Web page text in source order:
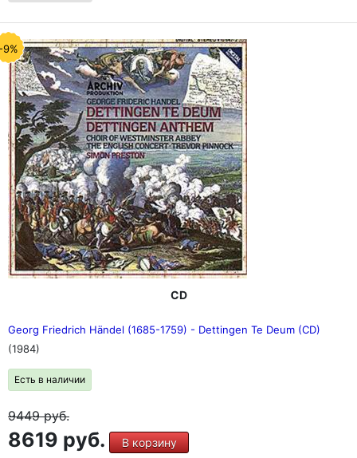
9%
CD
Georg Friedrich Händel (1685-1759) - Dettingen Te Deum (CD)
(1984)
Есть в наличии
9449руб.
8619 руб. В корзину